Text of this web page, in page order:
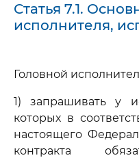
Статья 7.1.
исполнителя,
Головной
1) запрашивать у
которых в
настоящего
контракта